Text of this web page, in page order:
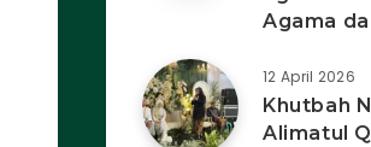
Agama
12 April 2026
Khutbah
Alimatul